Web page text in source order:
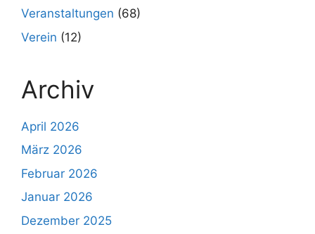
Veranstaltungen (68)
Verein (12)
Archiv
April 2026
März 2026
Februar 2026
Januar 2026
Dezember 2025